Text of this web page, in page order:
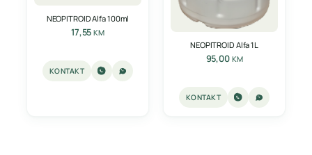
NEOPITROID Alfa 100ml
17,55KM
KONTAKT
NEOPITROID Alfa 1L
95,00 KM
KONTAKT